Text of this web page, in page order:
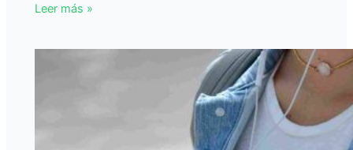
Leer más »